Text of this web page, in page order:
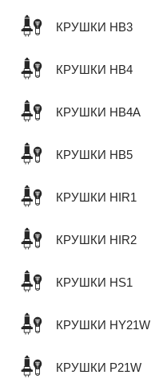
КРУШКИ HB3
КРУШКИ HB4
КРУШКИ HB4A
КРУШКИ HB5
КРУШКИ HIR1
КРУШКИ HIR2
КРУШКИ HS1
КРУШКИ HY21W
КРУШКИ P21W